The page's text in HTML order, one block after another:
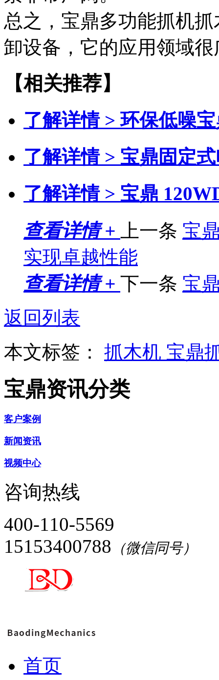
总之，宝鼎多功能抓机
卸设备，它的应用领域
【相关推荐】
了解详情 >环保低噪
了解详情 > 宝鼎固定
了解详情 > 宝鼎
查看详情 +
上一条 宝
实现卓越性能
查看详情 + 下一条 宝
返回列表
本文标签： 抓木机 宝鼎
宝鼎资讯分类
客户案例
新闻资讯
视频中心
咨询热线
400-110-5569
15153400788 （微信同号）
首页